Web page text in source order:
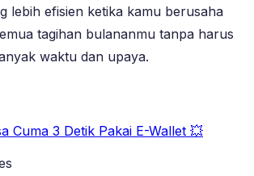
lebih efisien ketika kamu berusaha
tagihan bulananmu tanpa harus
waktu dan upaya.
Cuma 3 Detik Pakai E-Wallet 💥